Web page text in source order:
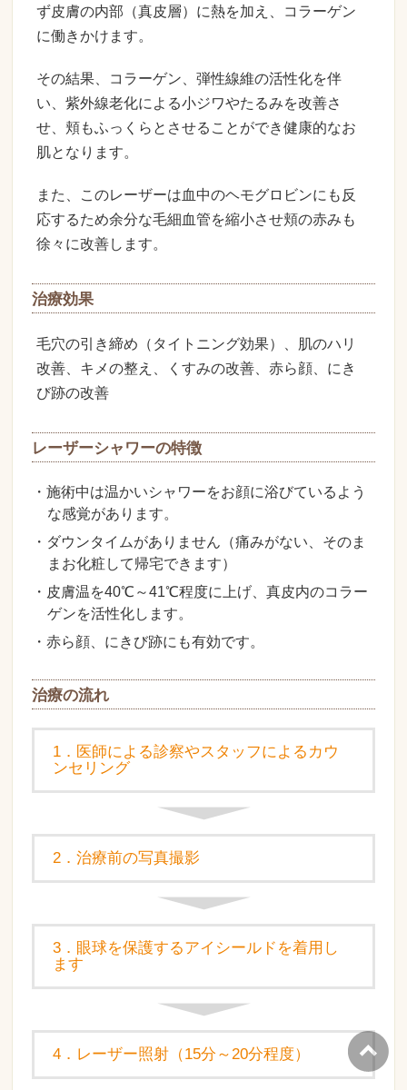
ず皮膚の内部（真皮層）に熱を加え、コラーゲン
に働きかけます。
その結果、コラーゲン、弾性線維の活性化を伴
い、紫外線老化による小ジワやたるみを改善さ
せ、頬もふっくらとさせることができ健康的なお
肌となります。
また、このレーザーは血中のヘモグロビンにも反
応するため余分な毛細血管を縮小させ頬の赤みも
徐々に改善します。
治療効果
毛穴の引き締め（タイトニング効果）、肌のハリ
改善、キメの整え、くすみの改善、赤ら顔、にき
び跡の改善
レーザーシャワーの特徴
・施術中は温かいシャワーをお顔に浴びているよう
な感覚があります。
・ダウンタイムがありません（痛みがない、そのま
まお化粧して帰宅できます）
・皮膚温を40℃～41℃程度に上げ、真皮内のコラー
ゲンを活性化します。
・赤ら顔、にきび跡にも有効です。
治療の流れ
1．医師による診察やスタッフによるカウ
ンセリング
2．治療前の写真撮影
3．眼球を保護するアイシールドを着用し
ます
4．レーザー照射（15分～20分程度）